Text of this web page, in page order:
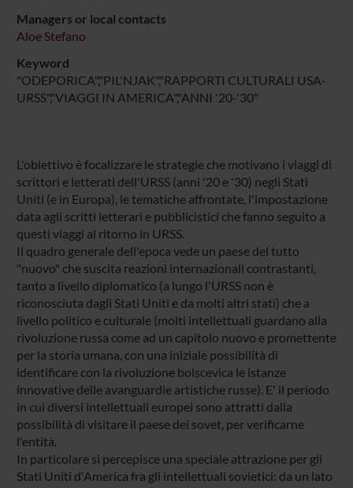
Managers or local contacts
Aloe Stefano
Keyword
"ODEPORICA","PIL'NJAK","RAPPORTI CULTURALI USA-
URSS","VIAGGI IN AMERICA","ANNI '20-'30"
L'obiettivo è focalizzare le strategie che motivano i viaggi di
scrittori e letterati dell'URSS (anni '20 e '30) negli Stati
Uniti (e in Europa), le tematiche affrontate, l'impostazione
data agli scritti letterari e pubblicistici che fanno seguito a
questi viaggi al ritorno in URSS.
Il quadro generale dell'epoca vede un paese del tutto
"nuovo" che suscita reazioni internazionali contrastanti,
tanto a livello diplomatico (a lungo l'URSS non è
riconosciuta dagli Stati Uniti e da molti altri stati) che a
livello politico e culturale (molti intellettuali guardano alla
rivoluzione russa come ad un capitolo nuovo e promettente
per la storia umana, con una iniziale possibilità di
identificare con la rivoluzione bolscevica le istanze
innovative delle avanguardie artistiche russe). E' il periodo
in cui diversi intellettuali europei sono attratti dalla
possibilità di visitare il paese dei sovet, per verificarne
l'entità.
In particolare si percepisce una speciale attrazione per gli
Stati Uniti d'America fra gli intellettuali sovietici: da un lato